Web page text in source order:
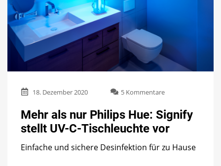
18. Dezember 2020 5 Kommentarezu
als
nur
Philips
Signify
Mehr als nur Philips Hue: Signify
stellt UV-C-Tischleuchte vor
Einfache und sichere Desinfektion für zu Hause